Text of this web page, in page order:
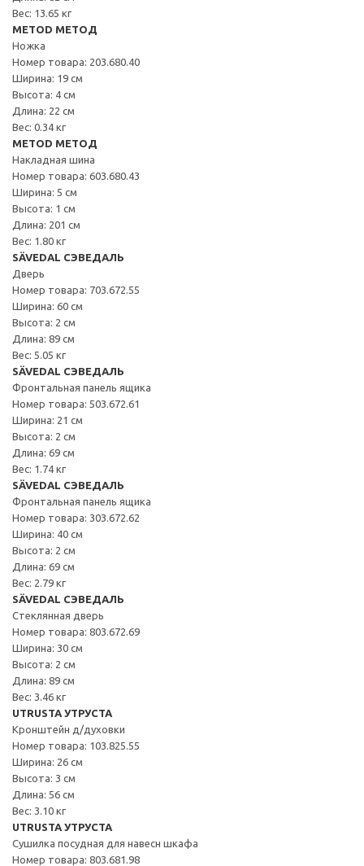
Вес: 13.65 кг
METOD МЕТОД
Ножка
Номер товара: 203.680.40
Ширина: 19 см
Высота: 4 см
Длина: 22 см
Вес: 0.34 кг
METOD МЕТОД
Накладная шина
Номер товара: 603.680.43
Ширина: 5 см
Высота: 1 см
Длина: 201 см
Вес: 1.80 кг
SÄVEDAL СЭВЕДАЛЬ
Дверь
Номер товара: 703.672.55
Ширина: 60 см
Высота: 2 см
Длина: 89 см
Вес: 5.05 кг
SÄVEDAL СЭВЕДАЛЬ
Фронтальная панель ящика
Номер товара: 503.672.61
Ширина: 21 см
Высота: 2 см
Длина: 69 см
Вес: 1.74 кг
SÄVEDAL СЭВЕДАЛЬ
Фронтальная панель ящика
Номер товара: 303.672.62
Ширина: 40 см
Высота: 2 см
Длина: 69 см
Вес: 2.79 кг
SÄVEDAL СЭВЕДАЛЬ
Стеклянная дверь
Номер товара: 803.672.69
Ширина: 30 см
Высота: 2 см
Длина: 89 см
Вес: 3.46 кг
UTRUSTA УТРУСТА
Кронштейн д/духовки
Номер товара: 103.825.55
Ширина: 26 см
Высота: 3 см
Длина: 56 см
Вес: 3.10 кг
UTRUSTA УТРУСТА
Сушилка посудная для навесн шкафа
Номер товара: 803.681.98